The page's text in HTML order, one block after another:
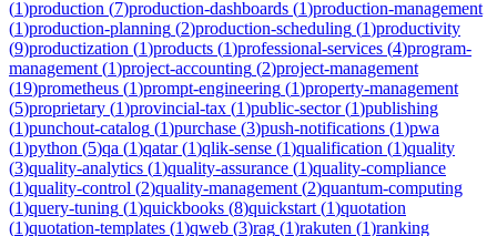
(1)production (7)production-dashboards (1)production-management
(1)production-planning (2)production-scheduling (1)productivity
(9)productization (1)products (1)professional-services (4)program-
management (1)project-accounting (2)project-management
(19)prometheus (1)prompt-engineering (1)property-management
(5)proprietary (1)provincial-tax (1)public-sector(1)publishing
(1)punchout-catalog (1)purchase (3)push-notifications (1)pwa
(1)python (5)qa (1)qatar(1)qlik-sense (1)qualification (1)quality
(3)quality-analytics (1)quality-assurance (1)quality-compliance
(1)quality-control (2)quality-management (2)quantum-computing
(1)query-tuning (1)quickbooks (8)quickstart (1)quotation
(1)quotation-templates (1)qweb (3)rag (1)rakuten (1)ranking